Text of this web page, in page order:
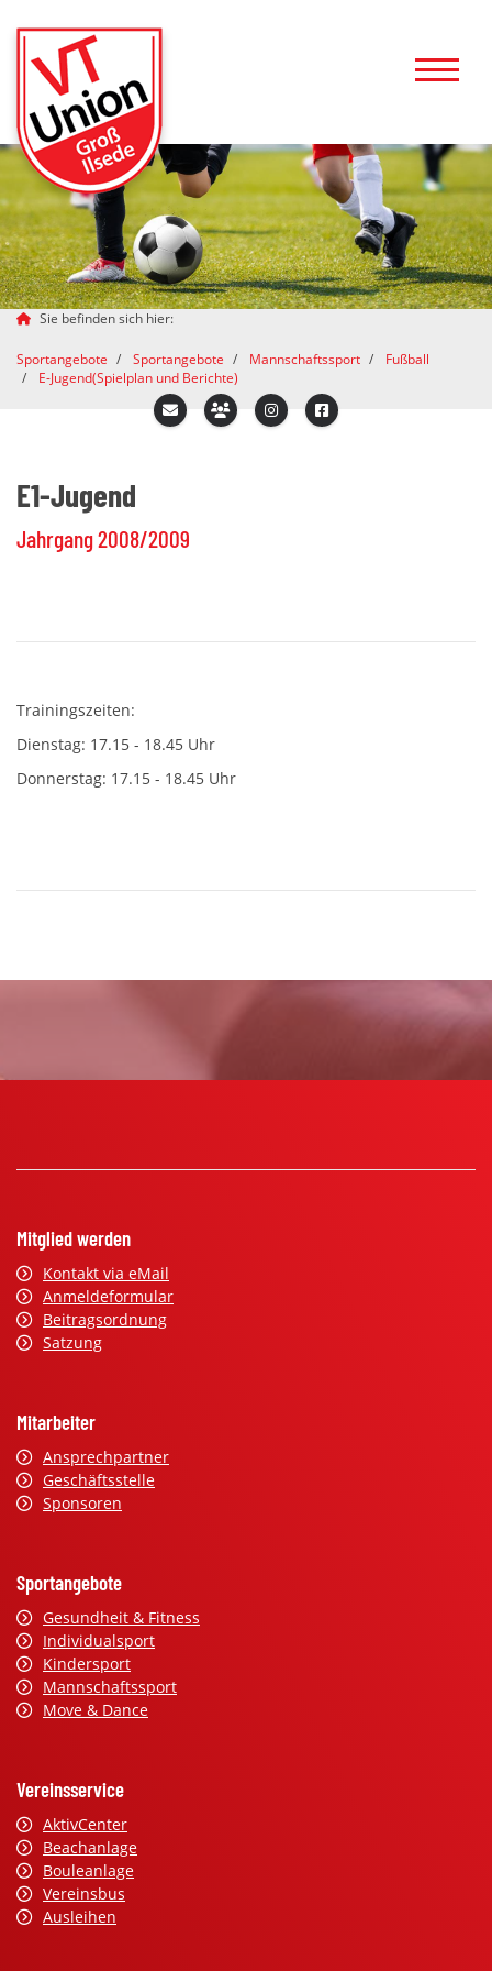
Sie befinden sich hier:
Sportangebote Sportangebote Mannschaftssport
Fußball
E-Jugend(Spielplan und Berichte)
E1-Jugend
Jahrgang 2008/2009
Trainingszeiten:
Dienstag: 17.15 - 18.45 Uhr
Donnerstag: 17.15 - 18.45 Uhr
Mitglied werden
Kontakt via eMail
Anmeldeformular
Beitragsordnung
Satzung
Mitarbeiter
Ansprechpartner
Geschäftsstelle
Sponsoren
Sportangebote
Gesundheit & Fitness
Individualsport
Kindersport
Mannschaftssport
Move & Dance
Vereinsservice
AktivCenter
Beachanlage
Bouleanlage
Vereinsbus
Ausleihen